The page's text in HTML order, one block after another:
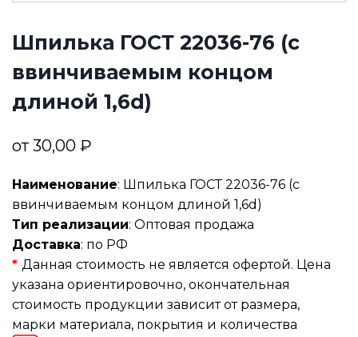
Шпилька ГОСТ 22036-76 (с
ввинчиваемым концом
длиной 1,6d)
от30,00 ₽
Наименование: Шпилька ГОСТ 22036-76 (с
ввинчиваемым концом длиной 1,6d)
Тип реализации: Оптовая продажа
Доставка: по РФ
* Данная стоимость не является офертой. Цена
указана ориентировочно, окончательная
стоимость продукции зависит от размера,
марки материала, покрытия и количества